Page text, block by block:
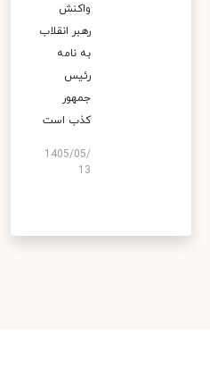
واکنش
رهبر انقلاب
به نامه
رئیس
جمهور
کذب است
1405/05/
13